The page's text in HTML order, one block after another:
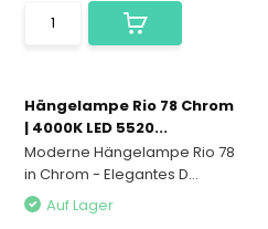
Hängelampe Rio 78 Chrom
| 4000K LED 5520...
Moderne Hängelampe Rio 78
in Chrom - Elegantes D...
Auf Lager